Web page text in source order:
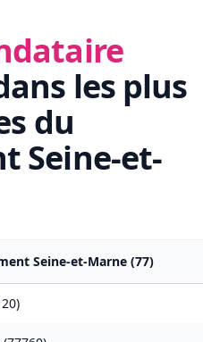
les plus
du
Seine-et-
Seine-et-Marne (77)
)